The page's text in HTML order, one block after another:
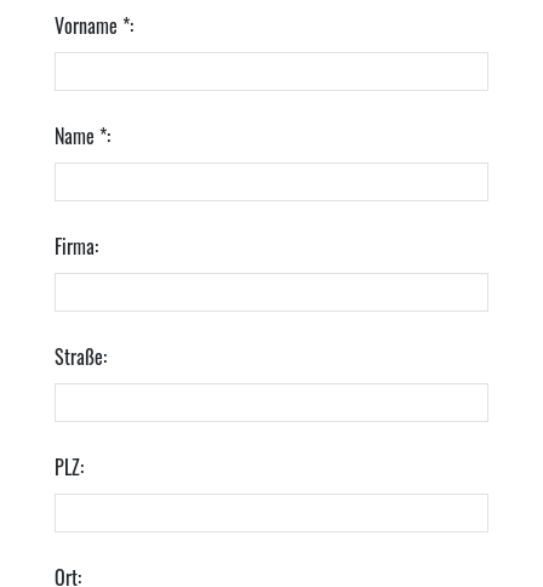
Vorname *:
Name *:
Firma:
Straße:
PLZ:
Ort: